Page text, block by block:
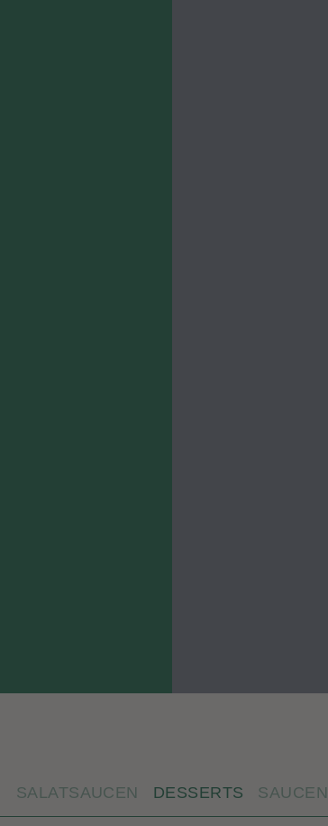
SALATSAUCEN DESSERTS SAUCEN